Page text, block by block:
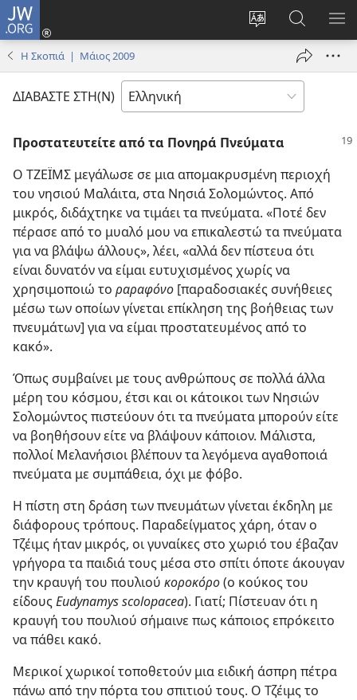
JW.ORG
Αλλαγή
γλώσσας
ιστότοπου
Σύνδεση
(ανοίγει
παράθυρο)
στο
JW.ORG
Η Σκοπιά | Μάιος 2009
ΔΙΑΒΑΣΤΕ ΣΤΗ(Ν)
Προστατευτείτε από τα Πονηρά Πνεύματα
Ο ΤΖΕΪΜΣ μεγάλωσε σε μια απομακρυσμένη περιοχή
του νησιού Μαλάιτα, στα Νησιά Σολομώντος. Από
μικρός, διδάχτηκε να τιμάει τα πνεύματα. «Ποτέ δεν
πέρασε από το μυαλό μου να επικαλεστώ τα πνεύματα
για να βλάψω άλλους», λέει, «αλλά δεν πίστευα ότι
είναι δυνατόν να είμαι ευτυχισμένος χωρίς να
χρησιμοποιώ το ραραφόνο [παραδοσιακές συνήθειες
μέσω των οποίων γίνεται επίκληση της βοήθειας των
πνευμάτων] για να είμαι προστατευμένος από το
κακό».
Όπως συμβαίνει με τους ανθρώπους σε πολλά άλλα
μέρη του κόσμου, έτσι και οι κάτοικοι των Νησιών
Σολομώντος πιστεύουν ότι τα πνεύματα μπορούν είτε
να βοηθήσουν είτε να βλάψουν κάποιον. Μάλιστα,
πολλοί Μελανήσιοι βλέπουν τα λεγόμενα αγαθοποιά
πνεύματα με συμπάθεια, όχι με φόβο.
Η πίστη στη δράση των πνευμάτων γίνεται έκδηλη με
διάφορους τρόπους. Παραδείγματος χάρη, όταν ο
Τζέιμς ήταν μικρός, οι γυναίκες στο χωριό του έβαζαν
γρήγορα τα παιδιά τους μέσα στο σπίτι όποτε άκουγαν
την κραυγή του πουλιού κοροκόρο(ο κούκος του
είδους Eudynamys scolopacea). Γιατί; Πίστευαν ότι η
κραυγή του πουλιού σήμαινε πως κάποιος επρόκειτο
να πάθει κακό.
Μερικοί χωρικοί τοποθετούν μια ειδική άσπρη πέτρα
πάνω από την πόρτα του σπιτιού τους. Ο Τζέιμς το